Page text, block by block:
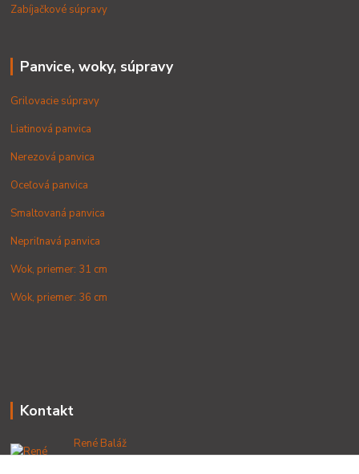
Zabíjačkové súpravy
Panvice, woky, súpravy
Grilovacie súpravy
Liatinová panvica
Nerezová panvica
Oceľová panvica
Smaltovaná panvica
Nepriľnavá panvica
Wok, priemer: 31 cm
Wok, priemer: 36 cm
Kontakt
René Baláž
+421 902 212 007